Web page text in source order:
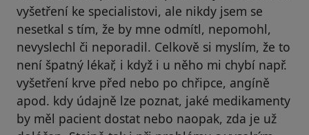
vyšetření ke specialistovi, ale nikdy jsem se
nesetkal s tím, že by mne odmítl, nepomohl,
nevyslechl či neporadil. Celkově si myslím, že to
není špatný lékař, i když i u něho mi chybí např.
vyšetření krve před nebo po chřipce, angíně
apod. kdy údajně lze poznat, jaké medikamenty
by měl pacient dostat nebo naopak, zda je už